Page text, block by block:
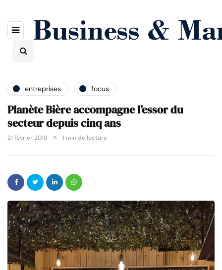
entreprises focus
Planète Bière accompagne l’essor du
secteur depuis cinq ans
21 février 2019 1 min de lecture